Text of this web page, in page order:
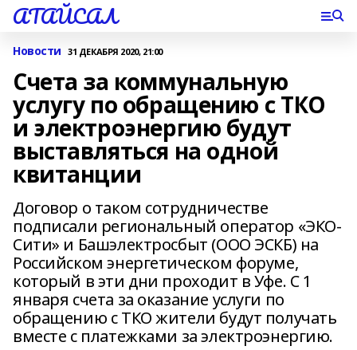
АТАЙСАЛ
Новости 31 ДЕКАБРЯ 2020, 21:00
Счета за коммунальную
услугу по обращению с ТКО
и электроэнергию будут
выставляться на одной
квитанции
Договор о таком сотрудничестве
подписали региональный оператор «ЭКО-
Сити» и Башэлектросбыт (ООО ЭСКБ) на
Российском энергетическом форуме,
который в эти дни проходит в Уфе. С 1
января счета за оказание услуги по
обращению с ТКО жители будут получать
вместе с платежками за электроэнергию.